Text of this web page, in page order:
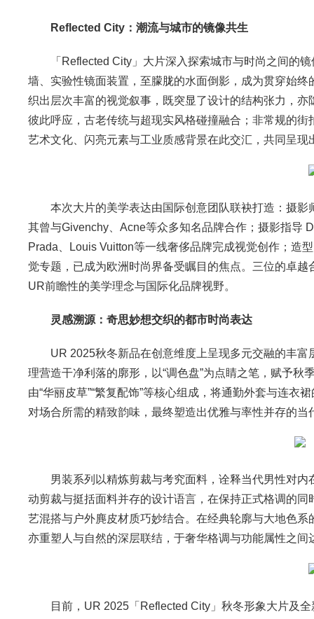
Reflected City：潮流与城市的镜像共生
「Reflected City」大片深入探索城市与时尚之间的
墙、实验性镜面装置，至朦胧的水面倒影，成为贯穿始
织出层次丰富的视觉叙事，既突显了设计的结构张力，
彼此呼应，古老传统与超现实风格碰撞融合；非常规的
艺术文化、闪亮元素与工业质感背景在此交汇，共同呈现
本次大片的美学表达由国际创意团队联袂打造：摄
其曾与Givenchy、Acne等众多知名品牌合作；摄影指导
Prada、Louis Vuitton等一线奢侈品牌完成视觉创作；造
觉专题，已成为欧洲时尚界备受瞩目的焦点。三位的卓
UR前瞻性的美学理念与国际化品牌视野。
灵感溯源：奇思妙想交织的都市时尚表达
UR 2025秋冬新品在创意维度上呈现多元交融的丰
理营造干净利落的廓形，以“调色盘”为点睛之笔，赋予
由“华丽皮草”“繁复配饰”等核心组成，将通勤外套与连
对场合所需的精致韵味，最终塑造出优雅与率性并存的当
男装系列以精炼剪裁与考究面料，诠释当代男性对
动剪裁与挺括面料并存的设计语言，在保持正式格调的
艺混搭与户外麂皮材质巧妙结合。在经典轮廓与大地色
亦重塑人与自然的深层联结，于奢华格调与功能属性之间
目前，UR 2025「Reflected City」秋冬形象大片及